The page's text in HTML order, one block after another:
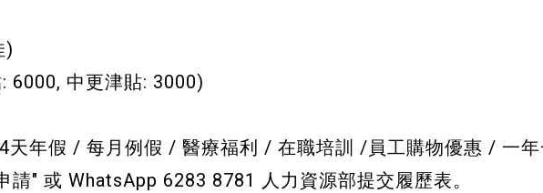
)
6000, 中更津貼: 3000)
年假 / 每月例假 / 醫療福利 / 在職培訓 /員工購物優惠 / 一
" 或 WhatsApp 6283 8781 人力資源部提交履歷表。